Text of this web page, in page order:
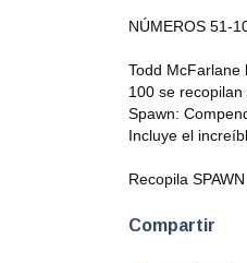
NÚMEROS 51-
Todd McFarlane
100 se recopilan
Spawn:
Incluye el
Recopila SPAWN
Compartir